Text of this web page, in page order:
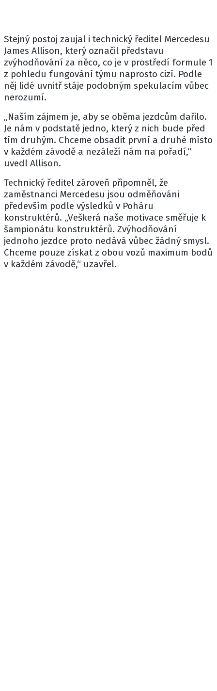
Stejný postoj zaujal i technický ředitel Mercedesu
James Allison, který označil představu
zvýhodňování za něco, co je v prostředí formule 1
z pohledu fungování týmu naprosto cizí. Podle
něj lidé uvnitř stáje podobným spekulacím vůbec
nerozumí.
„Naším zájmem je, aby se oběma jezdcům dařilo.
Je nám v podstatě jedno, který z nich bude před
tím druhým. Chceme obsadit první a druhé místo
v každém závodě a nezáleží nám na pořadí,“
uvedl Allison.
Technický ředitel zároveň připomněl, že
zaměstnanci Mercedesu jsou odměňováni
především podle výsledků v Poháru
konstruktérů. „Veškerá naše motivace směřuje k
šampionátu konstruktérů. Zvýhodňování
jednoho jezdce proto nedává vůbec žádný smysl.
Chceme pouze získat z obou vozů maximum bodů
v každém závodě,“ uzavřel.